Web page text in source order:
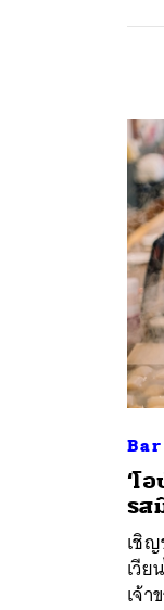
‘โ
รส
เชิ
เวีย
เจ้